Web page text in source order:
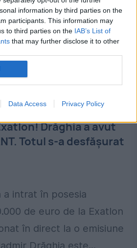
information by third parties on the
participants. This information may
to third parties on the IAB’s List of
that may further disclose it to other
Data Access Privacy Policy
Drăghia a avut
Totul s-a desfășurat
a intrat în posesia
de euro de la Exatlon
în direct la o emisiune